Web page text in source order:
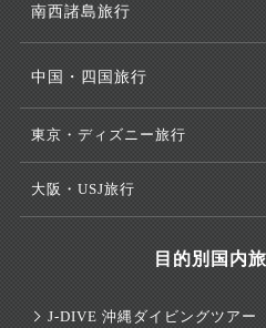
南西諸島旅行
中国・四国旅行
東京・ディズニー旅行
大阪・USJ旅行
目的別国内
J-DIVE 沖縄ダイビングツアー